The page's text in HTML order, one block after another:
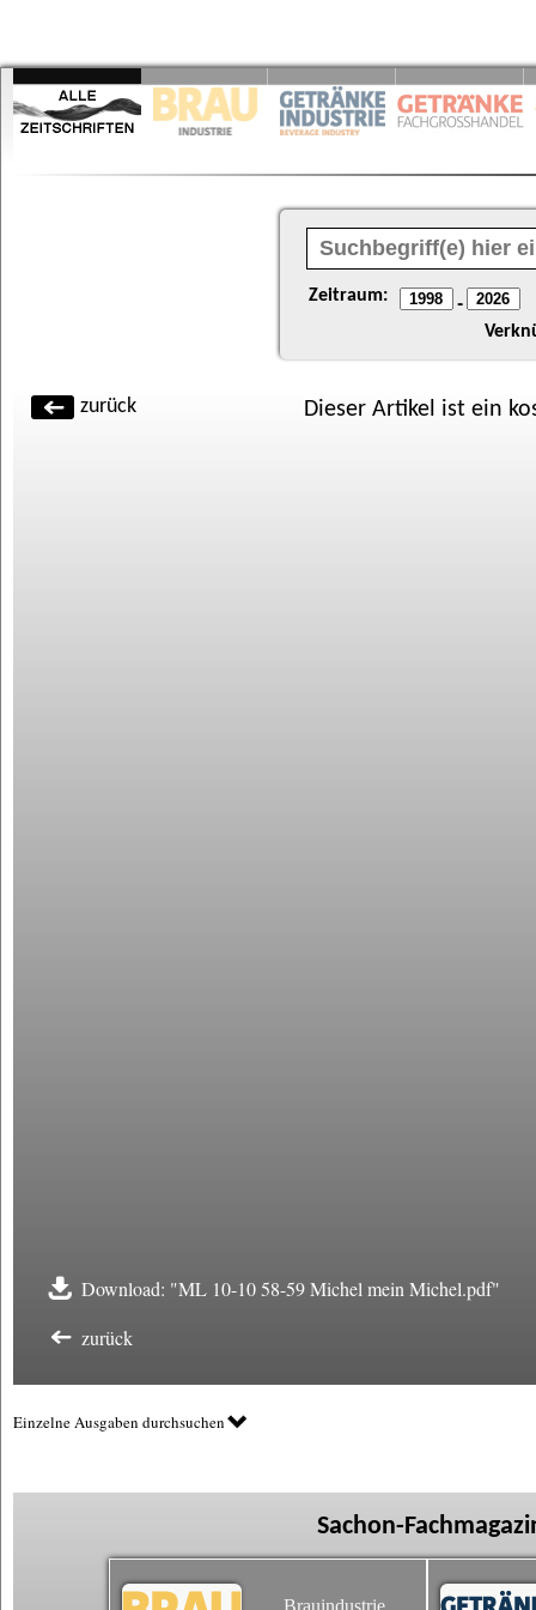
Zeitraum: -
zurück Dieser Artikel ist ein
Download: "ML 10-10 58-59 Michel mein Michel.pdf"
zurück
Einzelne Ausgaben durchsuchen
Sachon-
Brauindustrie